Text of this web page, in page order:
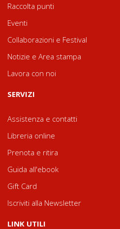
Raccolta punti
Eventi
Collaborazioni e Festival
Notizie e Area stampa
Lavora con noi
SERVIZI
Assistenza e contatti
Libreria online
Prenota e ritira
Guida all'ebook
Gift Card
Iscriviti alla Newsletter
LINK UTILI